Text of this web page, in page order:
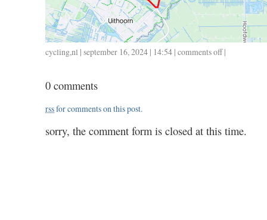
cycling,nl | september 16, 2024 | 14:54 | comments offon
|
0 comments
rssfor comments on this post.
sorry, the comment form is closed at this time.